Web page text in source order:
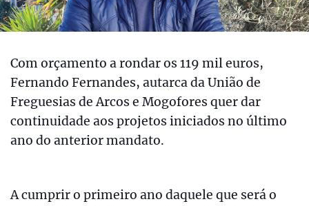
Com orçamento a rondar os 119 mil euros,
Fernando Fernandes, autarca da União de
Freguesias de Arcos e Mogofores quer dar
continuidade aos projetos iniciados no último
ano do anterior mandato.
A cumprir o primeiro ano daquele que será o